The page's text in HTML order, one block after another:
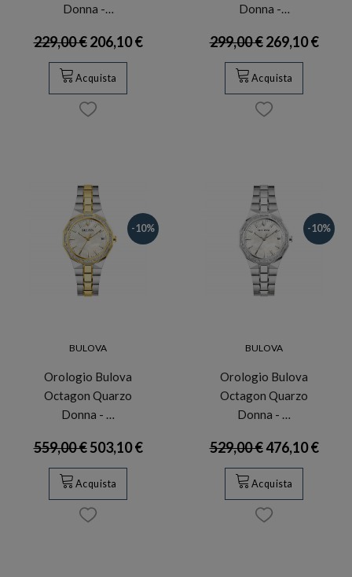
Donna -…
229,00 €206,10 €
Acquista
Donna -…
299,00 €269,10 €
Acquista
-10%
BULOVA
Orologio Bulova
Octagon Quarzo
Donna - …
559,00 €503,10 €
Acquista
-10%
BULOVA
Orologio Bulova
Octagon Quarzo
Donna - …
529,00 €476,10 €
Acquista